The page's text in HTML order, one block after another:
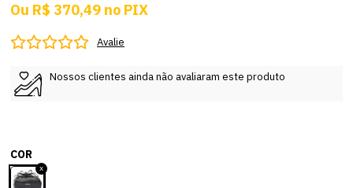
Ou R$ 370,49 no PIX
Avalie
Nossos clientes ainda não avaliaram este produto
COR